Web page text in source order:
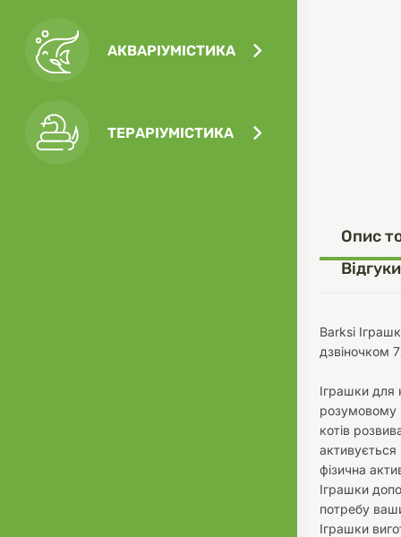
Одяг
АКВАРІУМІСТИКА
Корм
ТЕРАРІУМІСТИКА
Опис
Barksi
дзвіночком
Іграшки для
розумовому
котів
активується
фізична
Іграшки
потребу
Іграшки